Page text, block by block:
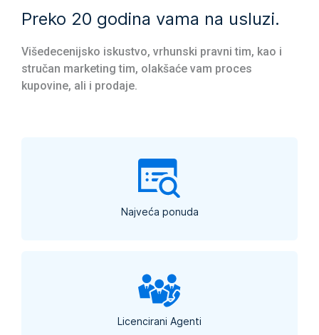
Preko 20 godina vama na usluzi.
Višedecenijsko iskustvo, vrhunski pravni tim, kao i
stručan marketing tim, olakšaće vam proces
kupovine, ali i prodaje.
Najveća ponuda
Licencirani Agenti